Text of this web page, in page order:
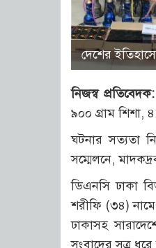
দেশের
নিজস্ব
৯০০ গ্রাম শিশা,
ঘটনার সত্যতা
সম্মেলনে,
ডিএনসি ঢাকা
শরীফি (৩৪)
ঢাকাসহ
সংবাদের সূত্র